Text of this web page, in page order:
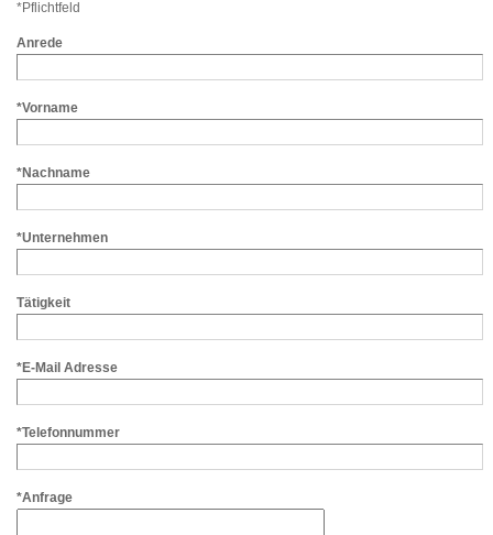
*Pflichtfeld
Anrede
*Vorname
*Nachname
*Unternehmen
Tätigkeit
*E-Mail Adresse
*Telefonnummer
*Anfrage